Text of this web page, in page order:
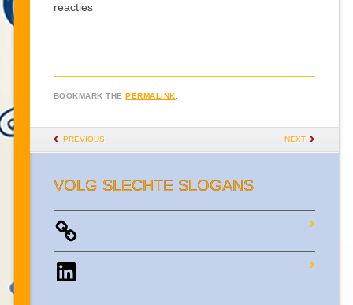
reacties
BOOKMARK THEPERMALINK.
POST NAVIGATION
PREVIOUS NEXT
VOLG SLECHTE SLOGANS
LinkedIn